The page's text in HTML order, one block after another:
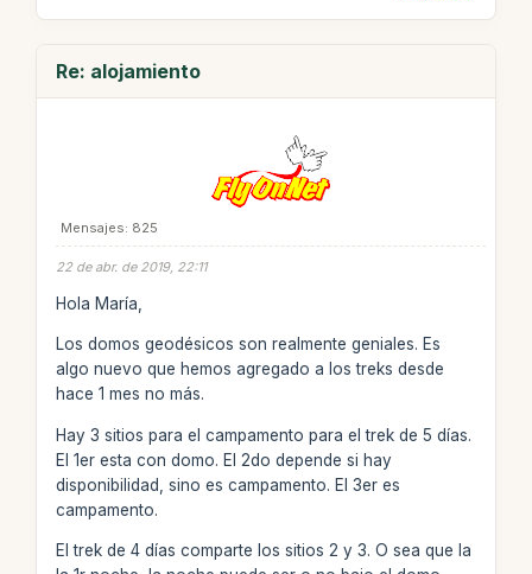
Re: alojamiento
Mensajes: 825
22 de abr. de 2019, 22:11
Hola María,
Los domos geodésicos son realmente geniales. Es
algo nuevo que hemos agregado a los treks desde
hace 1 mes no más.
Hay 3 sitios para el campamento para el trek de 5 días.
El 1er esta con domo. El 2do depende si hay
disponibilidad, sino es campamento. El 3er es
campamento.
El trek de 4 días comparte los sitios 2 y 3. O sea que la